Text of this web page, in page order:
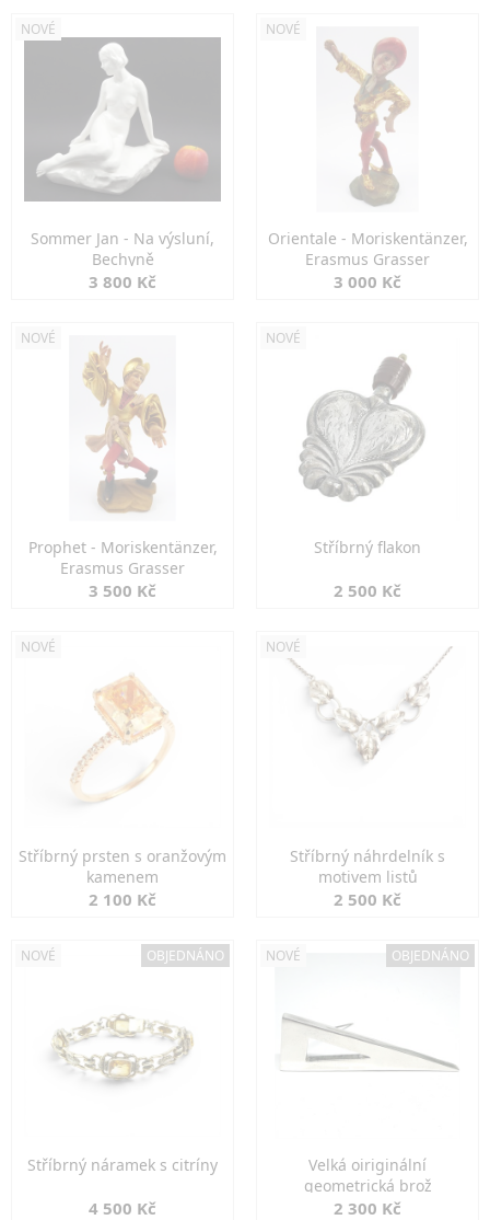
NOVÉ
Sommer Jan - Na výsluní,
Bechyně
3 800 Kč
NOVÉ
Orientale - Moriskentänzer,
Erasmus Grasser
3 000 Kč
NOVÉ
Prophet - Moriskentänzer,
Erasmus Grasser
3 500 Kč
NOVÉ
Stříbrný flakon
2 500 Kč
NOVÉ
Stříbrný prsten s oranžovým
kamenem
2 100 Kč
NOVÉ
Stříbrný náhrdelník s
motivem listů
2 500 Kč
NOVÉ OBJEDNÁNO
Stříbrný náramek s citríny
4 500 Kč
NOVÉ OBJEDNÁNO
Velká oiriginální
geometrická brož
2 300 Kč